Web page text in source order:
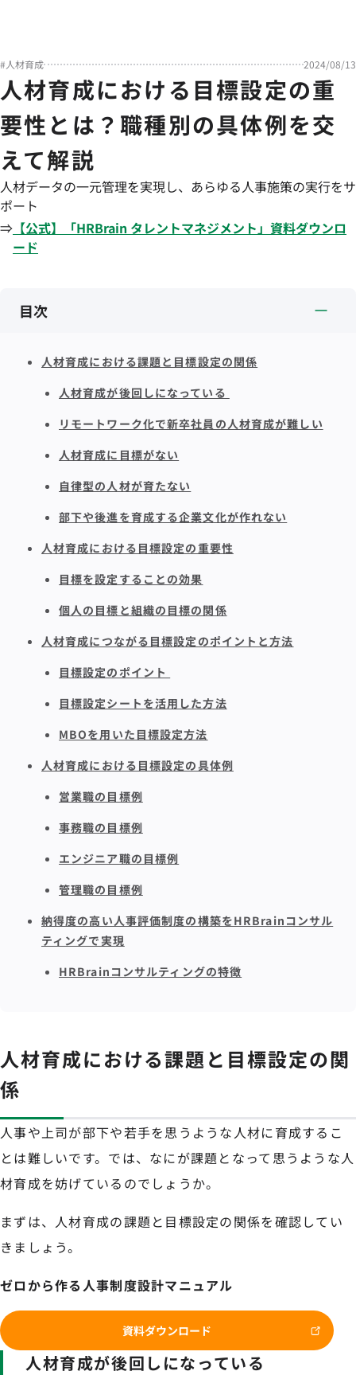
#人材育成 2024/08/13
人材育成における目標設定の重
要性とは？職種別の具体例を交
えて解説
人材データの一元管理を実現し、あらゆる人事施策の実行をサ
ポート
⇒ 【公式】「HRBrain タレントマネジメント」資料ダウンロ
ード
目次
人材育成における課題と目標設定の関係
人材育成が後回しになっている
リモートワーク化で新卒社員の人材育成が難しい
人材育成に目標がない
自律型の人材が育たない
部下や後進を育成する企業文化が作れない
人材育成における目標設定の重要性
目標を設定することの効果
個人の目標と組織の目標の関係
人材育成につながる目標設定のポイントと方法
目標設定のポイント
目標設定シートを活用した方法
MBOを用いた目標設定方法
人材育成における目標設定の具体例
営業職の目標例
事務職の目標例
エンジニア職の目標例
管理職の目標例
納得度の高い人事評価制度の構築をHRBrainコンサル
ティングで実現
HRBrainコンサルティングの特徴
人材育成における課題と目標設定の関
係
人事や上司が部下や若手を思うような人材に育成するこ
とは難しいです。では、なにが課題となって思うような人
材育成を妨げているのでしょうか。
まずは、人材育成の課題と目標設定の関係を確認してい
きましょう。
ゼロから作る人事制度設計マニュアル
資料ダウンロード
人材育成が後回しになっている